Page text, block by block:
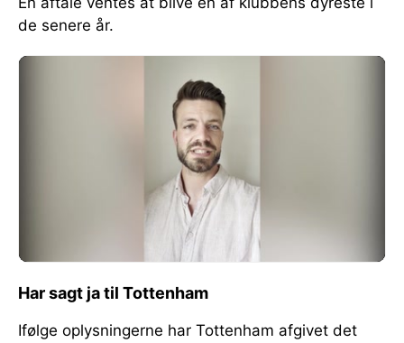
de senere år.
Har sagt ja til Tottenham
Ifølge oplysningerne har Tottenham afgivet det